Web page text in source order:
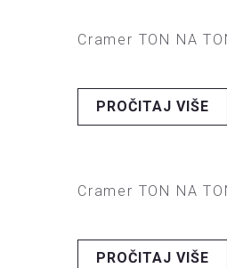
Cramer TON NA
PROČITAJ VIŠE
Cramer TON NA
PROČITAJ VIŠE